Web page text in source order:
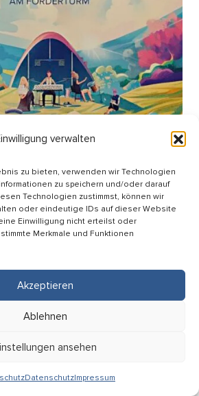
verwalten
zu bieten, verwenden wir Technologien
zu speichern und/oder darauf
Technologien zustimmst, können wir
oder eindeutige IDs auf dieser Website
Einwilligung nicht erteilst oder
Merkmale und Funktionen
Akzeptieren
Ablehnen
ansehen
DatenschutzImpressum
Mitsing-Konzert mit den